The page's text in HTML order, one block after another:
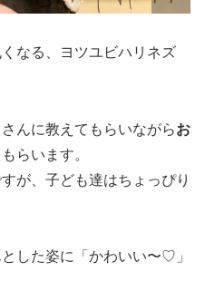
なる、ヨツユビハリネズ
んに教えてもらいながらお
らいます。
が、子ども達はちょっぴり
した姿に「かわいい〜♡」